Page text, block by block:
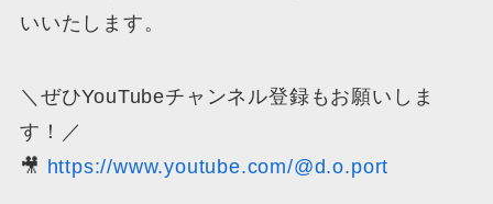
いいたします。
＼ぜひYouTubeチャンネル登録もお願いしま
す！／
🎥 https://www.youtube.com/@d.o.port